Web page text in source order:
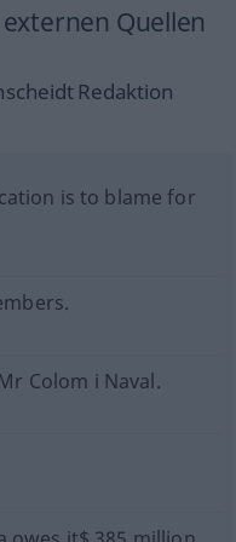
Quellen
Redaktion
is to blame for
Colom i Naval.